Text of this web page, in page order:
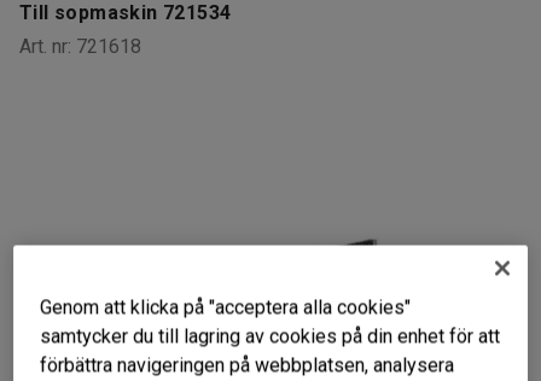
Till sopmaskin 721534
Art. nr: 721618
Genom att klicka på "acceptera alla cookies"
samtycker du till lagring av cookies på din enhet för att
förbättra navigeringen på webbplatsen, analysera